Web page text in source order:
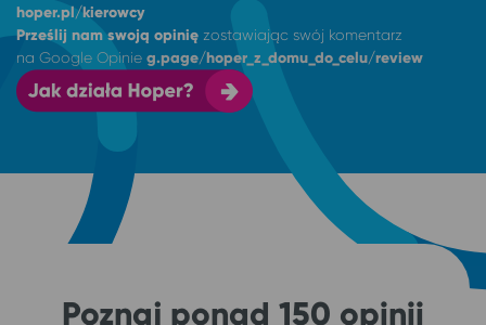
hoper.pl/kierowcy
Prześlij nam swoją opinię zostawiając swój komentarz
na Google Opinie g.page/hoper_z_domu_do_celu/review
Poznaj ponad 150 opinii